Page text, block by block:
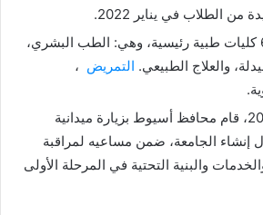
الطلاب في يناير 2022.
بدأ الفرع بتفعيل 6 كليات طبية رئيسية، وهي: الطب البشري،
والعلاج الطبيعي. التمريض ،
في 29 نوفمبر 2021، قام محافظ أسيوط بزيارة ميدانية
إنشاء الجامعة، ضمن مساعيه لمراقبة
والبنية التحتية في المرحلة الأولى